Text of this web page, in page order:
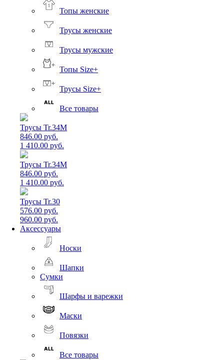
Топы женские
Трусы женские
Трусы мужские
Топы Size+
Трусы Size+
Все товары
Трусы Tr.34M
846.00 руб.
1 410.00 руб.
Трусы Tr.34M
846.00 руб.
1 410.00 руб.
Трусы Tr.30
576.00 руб.
960.00 руб.
Аксессуары
Носки
Шапки
Сумки
Шарфы и варежки
Маски
Повязки
Все товары